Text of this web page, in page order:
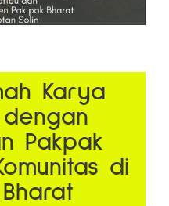
Karya
Pakpak
di